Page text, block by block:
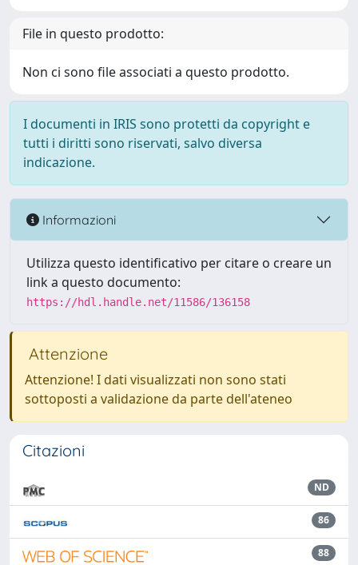
File in questo prodotto:
Non ci sono file associati a questo prodotto.
I documenti in IRIS sono protetti da copyright e
tutti i diritti sono riservati, salvo diversa
indicazione.
Informazioni
Utilizza questo identificativo per citare o creare un
link a questo documento:
https://hdl.handle.net/11586/136158
Attenzione
Attenzione! I dati visualizzati non sono stati
sottoposti a validazione da parte dell'ateneo
Citazioni
ND
86
88